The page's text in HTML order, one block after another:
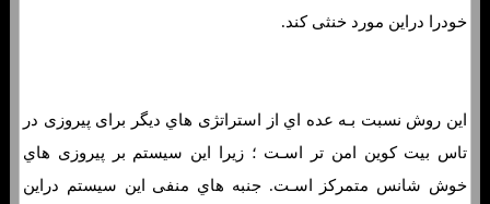
خودرا دراین مورد خنثی کند.
این روش نسبت بـه عده اي از استراتژی هاي‌ دیگر برای پیروزی در
تاس بیت کوین امن تر اسـت ؛ زیرا این سیستم بر پیروزی هاي‌
خوش شانس متمرکز اسـت. جنبه هاي‌ منفی این سیستم دراین